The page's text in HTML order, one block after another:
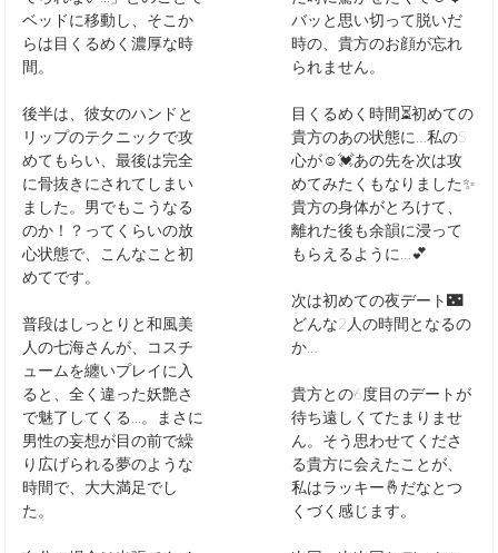
ベッドに移動し、そこか
らは目くるめく濃厚な時
間。
後半は、彼女のハンドと
リップのテクニックで攻
めてもらい、最後は完全
に骨抜きにされてしまい
ました。男でもこうなる
のか！？ってくらいの放
心状態で、こんなこと初
めてです。
普段はしっとりと和風美
人の七海さんが、コスチ
ュームを纏いプレイに入
ると、全く違った妖艶さ
で魅了してくる...。まさに
男性の妄想が目の前で繰
り広げられる夢のような
時間で、大大満足でし
た。
バッと思い切って脱いだ
時の、貴方のお顔が忘れ
られません。
目くるめく時間⏳初めての
貴方のあの状態に…私のS
心が☺️💓あの先を次は攻
めてみたくもなりました✨
貴方の身体がとろけて、
離れた後も余韻に浸って
もらえるように…💕
次は初めての夜デート🌃
どんな2人の時間となるの
か…
貴方との6度目のデートが
待ち遠しくてたまりませ
ん。そう思わせてくださ
る貴方に会えたことが、
私はラッキー🤞だなとつ
くづく感じます。